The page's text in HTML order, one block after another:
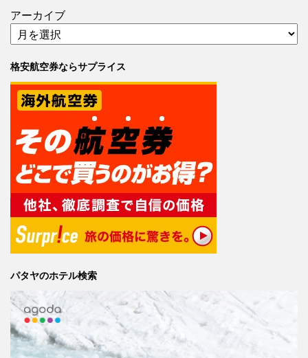
アーカイブ
格安航空券ならサプライス
パタヤのホテル検索